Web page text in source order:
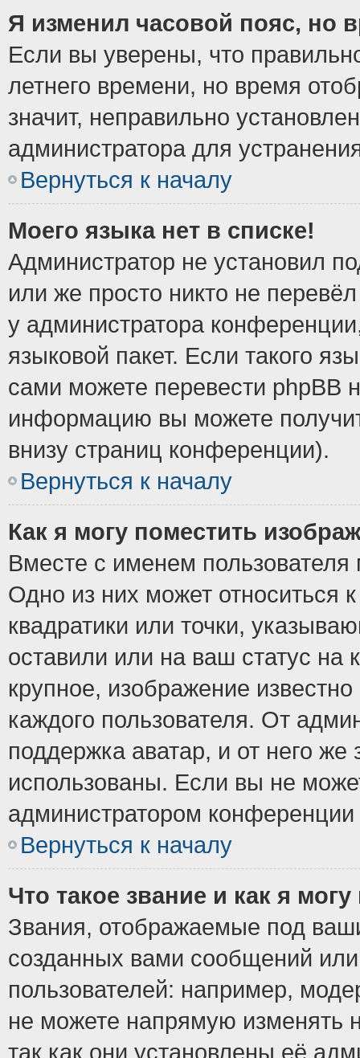
Я изменил часовой пояс, но
Если вы уверены, что
летнего времени, но время
значит, неправильно
администратора для
Вернуться к началу
Моего языка нет в списке!
Администратор не установил
или же просто никто не
у администратора
языковой пакет. Если такого
сами можете перевести phpBB
информацию вы можете
внизу страниц конференции).
Вернуться к началу
Как я могу поместить
Вместе с именем пользователя
Одно из них может относиться
квадратики или точки,
оставили или на ваш статус
крупное, изображение
каждого пользователя. От
поддержка аватар, и от него же
использованы. Если вы не
администратором
Вернуться к началу
Что такое звание и как я
Звания, отображаемые под
созданных вами сообщений
пользователей: например,
не можете напрямую изменять
так как они установлены её